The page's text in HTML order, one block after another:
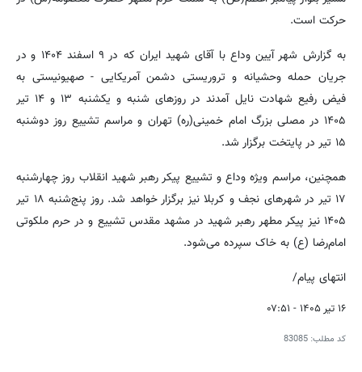
حرکت است.
به گزارش شهر آیین وداع با آقای شهید ایران که در ۹ اسفند ۱۴۰۴ و در
جریان حمله وحشیانه و تروریستی دشمن آمریکایی - صهیونیستی به
فیض رفیع شهادت نایل آمدند در روزهای شنبه و یکشنبه ۱۳ و ۱۴ تیر
۱۴۰۵ در مصلی بزرگ امام خمینی(ره) تهران و مراسم تشییع روز دوشنبه
۱۵ تیر در پایتخت برگزار شد.
همچنین، مراسم ویژه وداع و تشییع پیکر رهبر شهید انقلاب روز چهارشنبه
۱۷ تیر در شهرهای نجف و کربلا نیز برگزار خواهد شد. روز پنج‌شنبه ۱۸ تیر
۱۴۰۵ نیز پیکر مطهر رهبر شهید در مشهد مقدس تشییع و در حرم ملکوتی
امام‌رضا (ع) به خاک سپرده می‌شود.
انتهای پیام/
۱۶ تیر ۱۴۰۵ - ۰۷:۵۱
کد مطلب: 83085